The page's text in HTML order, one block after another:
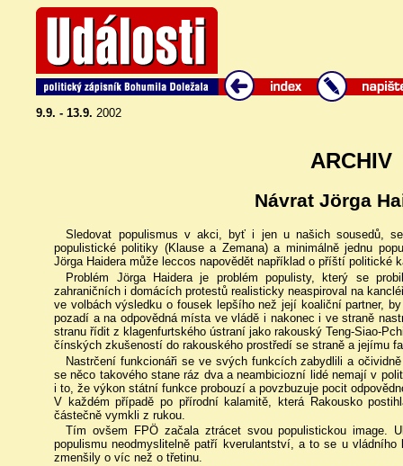
9.9. - 13.9. 2002
ARCHIV
Návrat Jörga
Sledovat populismus v akci, byť i jen u našich sousedů,
populistické politiky (Klause a Zemana) a minimálně jednu
Jörga Haidera může leccos napovědět například o příští politické
Problém Jörga Haidera je problém populisty, který se
zahraničních i domácích protestů realisticky neaspiroval na
ve volbách výsledku o fousek lepšího než její koaliční partner,
pozadí a na odpovědná místa ve vládě i nakonec i ve straně
stranu řídit z klagenfurtského ústraní jako rakouský Teng-Siao-
čínských zkušeností do rakouského prostředí se straně a jejímu
Nastrčení funkcionáři se ve svých funkcích zabydlili a
se něco takového stane ráz dva a neambiciozní lidé nemají v
i to, že výkon státní funkce probouzí a povzbuzuje pocit
V každém případě po přírodní kalamitě, která Rakousko
částečně vymkli z rukou.
Tím ovšem FPÖ začala ztrácet svou populistickou image.
populismu neodmyslitelně patří kverulantství, a to se u
zmenšily o víc než o třetinu.